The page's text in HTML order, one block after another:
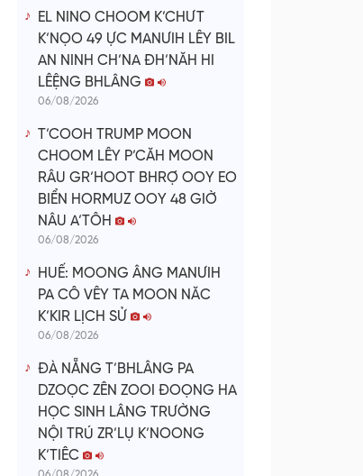
EL NINO CHOOM K’CHƯT
K’NỌO 49 ỰC MANƯIH LÊY BIL
AN NINH CH’NA ĐH’NĂH HI
LÊỆNG BHLÂNG
06/08/2026
T’COOH TRUMP MOON
CHOOM LÊY P’CĂH MOON
RÂU GR’HOOT BHRỢ OOY EO
BIỂN HORMUZ OOY 48 GIỜ
NÂU A’TÔH
06/08/2026
HUẾ: MOONG ÂNG MANƯIH
PA CÔ VÊY TA MOON NĂC
K’KIR LỊCH SỬ
06/08/2026
ĐÀ NẴNG T’BHLÂNG PA
DZOỌC ZÊN ZOOI ĐOỌNG HA
HỌC SINH LÂNG TRƯỜNG
NỘI TRÚ ZR’LỤ K’NOONG
K’TIÊC